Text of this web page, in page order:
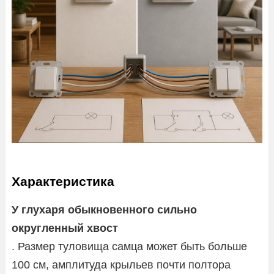
Характеристика
У глухаря обыкновенного сильно
округленный хвост
. Размер туловища самца может быть больше
100 см, амплитуда крыльев почти полтора